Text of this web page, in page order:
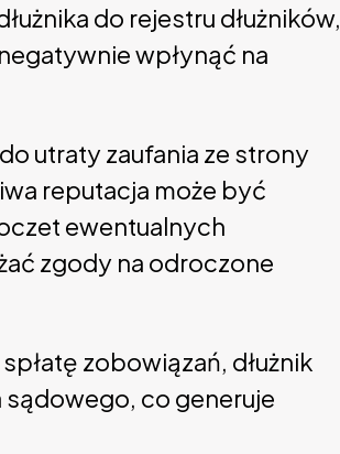
do rejestru dłużników,
wpłynąć na
utraty zaufania ze strony
reputacja może być
ewentualnych
zgody na odroczone
zobowiązań, dłużnik
co generuje